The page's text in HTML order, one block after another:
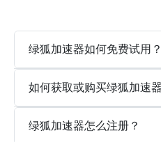
绿狐加速器如何免费试用？
如何获取或购买绿狐加速
绿狐加速器怎么注册？